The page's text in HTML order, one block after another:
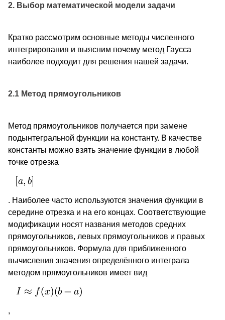
2. Выбор математической модели задачи
Кратко рассмотрим основные методы численного
интегрирования и выясним почему метод Гаусса
наиболее подходит для решения нашей задачи.
2.1 Метод прямоугольников
Метод прямоугольников получается при замене
подынтегральной функции на константу. В качестве
константы можно взять значение функции в любой
точке отрезка
. Наиболее часто используются значения функции в
середине отрезка и на его концах. Соответствующие
модификации носят названия методов средних
прямоугольников, левых прямоугольников и правых
прямоугольников. Формула для приближенного
вычисления значения определённого интеграла
методом прямоугольников имеет вид
,